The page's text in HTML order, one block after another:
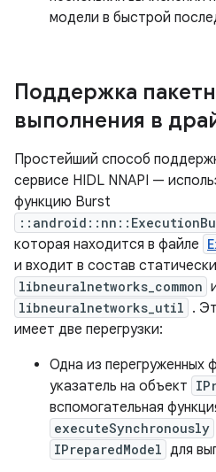
модели в быстрой
Поддержка
выполнения в
Простейший способ
сервисе HIDL NNAPI —
функцию Burst
которая находится в файле
и входит в состав
libneuralnetworks_common
libneuralnetworks_util .
имеет две перегрузки:
Одна из перегруженных
указатель на объект
вспомогательная
executeSynchronously
IPreparedModel для